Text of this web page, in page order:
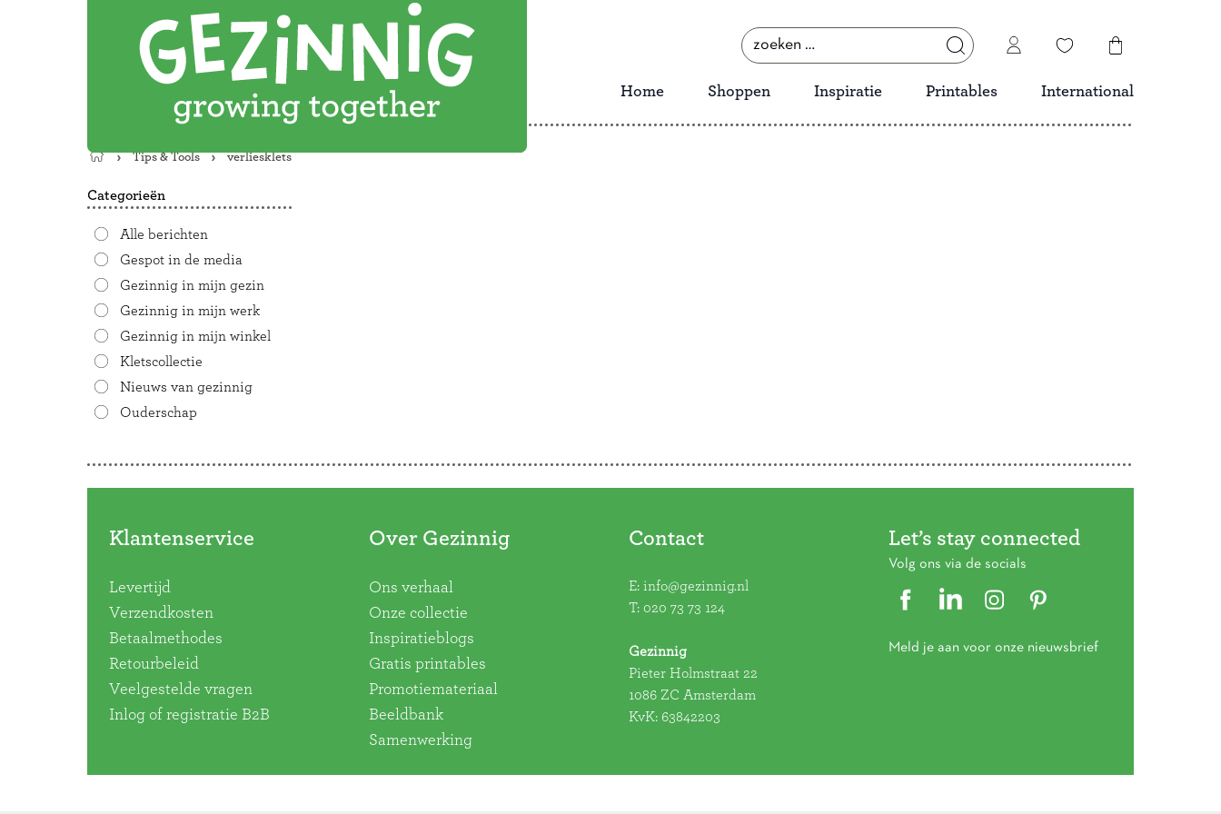
zoeken
naar:
Home Shoppen Inspiratie Printables International
Terug
de
Tips & Tools verliesklets
Categorieën
Alle berichten
Gespot in de media
Gezinnig in mijn gezin
Gezinnig in mijn werk
Gezinnig in mijn winkel
Kletscollectie
Nieuws van gezinnig
Ouderschap
Klantenservice
Levertijd
Verzendkosten
Betaalmethodes
Retourbeleid
Veelgestelde vragen
Inlog of registratie B2B
Over Gezinnig
Ons verhaal
Onze collectie
Inspiratieblogs
Gratis printables
Promotiemateriaal
Beeldbank
Samenwerking
Contact
E: info@gezinnig.nl
T: 020 73 73 124
Gezinnig
Pieter Holmstraat 22
1086 ZC Amsterdam
KvK: 63842203
Let’s stay connected
Volg ons via de socials
Meld je aan voor onze nieuwsbrief